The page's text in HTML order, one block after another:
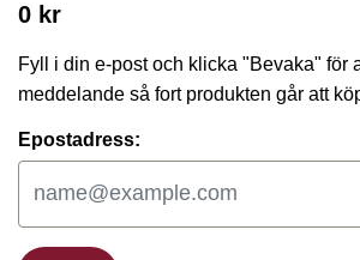
0 kr
Fyll i din e-post och klicka "Bevaka" för
meddelande så fort produkten går att
Epostadress: